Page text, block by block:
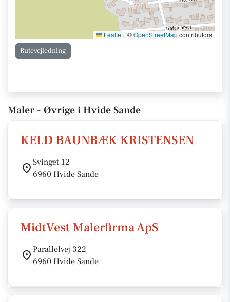
Leaflet | ©OpenStreetMapcontributors
Rutevejledning
Maler - Øvrige i Hvide Sande
KELD BAUNBÆK KRISTENSEN
Svinget 12
6960 Hvide Sande
MidtVest Malerfirma ApS
Parallelvej 322
6960 Hvide Sande